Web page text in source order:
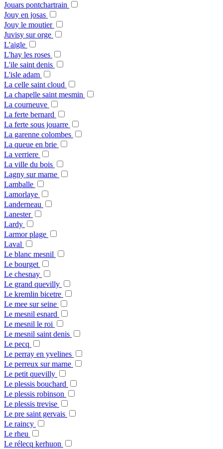
Jouars pontchartrain
Jouy en josas
Jouy le moutier
Juvisy sur orge
L'aigle
L'hay les roses
L'ile saint denis
L'isle adam
La celle saint cloud
La chapelle saint mesmin
La courneuve
La ferte bernard
La ferte sous jouarre
La garenne colombes
La queue en brie
La verriere
La ville du bois
Lagny sur marne
Lamballe
Lamorlaye
Landerneau
Lanester
Lardy
Larmor plage
Laval
Le blanc mesnil
Le bourget
Le chesnay
Le grand quevilly
Le kremlin bicetre
Le mee sur seine
Le mesnil esnard
Le mesnil le roi
Le mesnil saint denis
Le pecq
Le perray en yvelines
Le perreux sur marne
Le petit quevilly
Le plessis bouchard
Le plessis robinson
Le plessis trevise
Le pre saint gervais
Le raincy
Le rheu
Le rélecq kerhuon